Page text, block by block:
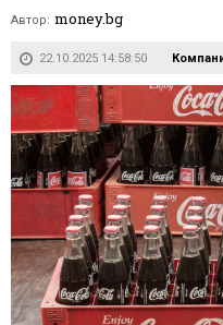
Автор: money.bg
22.10.2025 14:58:50